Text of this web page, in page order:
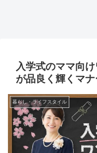
入学式のママ向
が品良く輝くマ
暮らし・ライフスタイル